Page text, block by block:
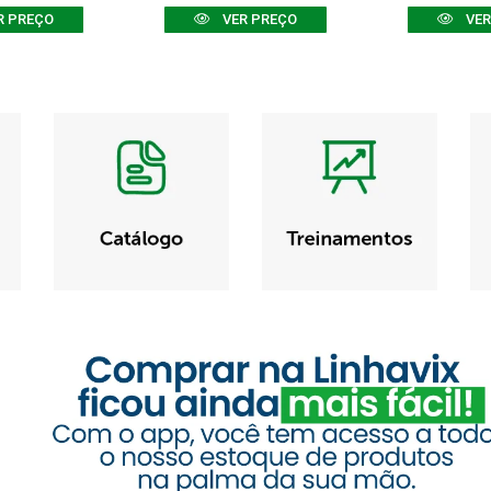
PREÇO VER PREÇO